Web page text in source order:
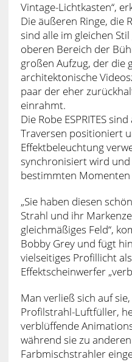
Vintage-Lichtkasten“,
Die äußeren Ringe, die
sind alle im gleichen
oberen Bereich der
großen Aufzug, der die
architektonische
paar der eher
einrahmt.
Die Robe ESPRITES
Traversen positioniert
Effektbeleuchtung
synchronisiert wird
bestimmten
„Sie haben diesen
Strahl und ihr
gleichmäßiges Feld“,
Bobby Grey und fügt
vielseitiges Profillicht
Effektscheinwerfer
Man verließ sich auf
Profilstrahl-Luftfüller,
verblüffende
während sie zu
Farbmischstrahler